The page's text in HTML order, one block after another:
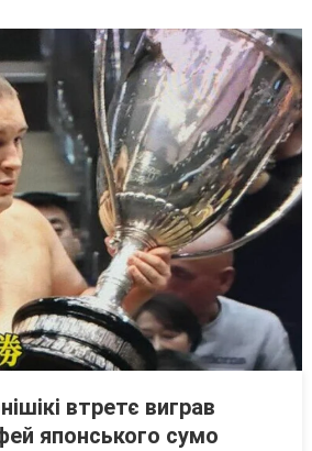
втретє виграв
японського сумо